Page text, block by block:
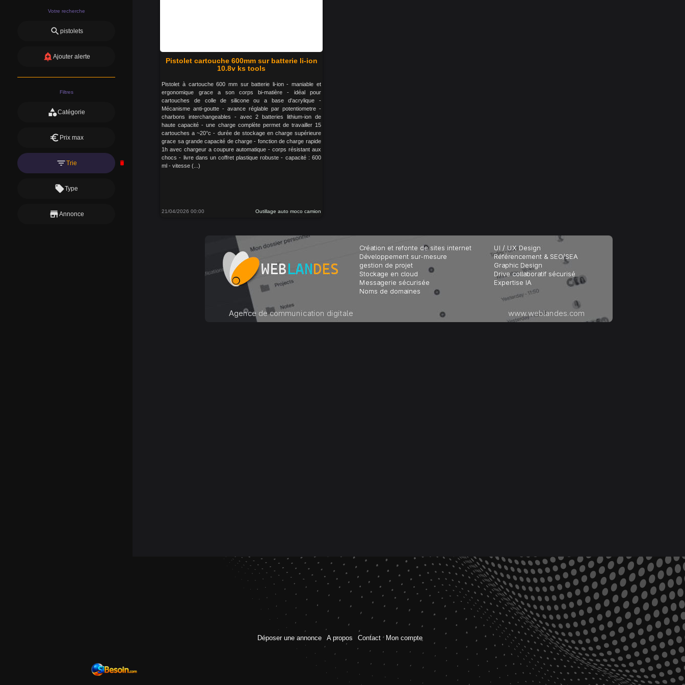
Votre recherche
search pistolets
add_alertAjouter alerte
Filtres
categoryCatégorie
euro Prix max
filter_listTrie delete
local_offerType
storeAnnonce
Pistolet cartouche 600mm sur batterie li-ion
10.8v ks tools
Pistolet à cartouche 600 mm sur batterie li-ion - maniable et
ergonomique grace a son corps bi-matière - idéal pour
cartouches de colle de silicone ou a base d'acrylique -
Mécanisme anti-goutte - avance réglable par potentiometre -
charbons interchangeables - avec 2 batteries lithium-ion de
haute capacité - une charge complète permet de travailler 15
cartouches a ~20°c - durée de stockage en charge supérieure
grace sa grande capacité de charge - fonction de charge rapide
1h avec chargeur a coupure automatique - corps résistant aux
chocs - livre dans un coffret plastique robuste - capacité : 600
ml - vitesse (...)
21/04/2026 00:00 Outillage auto moco camion
Déposer une annonce A propos Contact Mon compte